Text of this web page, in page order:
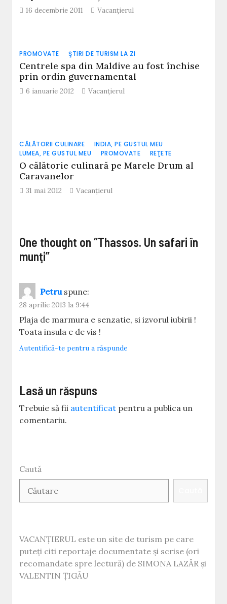
16 decembrie 2011 Vacanțierul
PROMOVATE ŞTIRI DE TURISM LA ZI
Centrele spa din Maldive au fost închise
prin ordin guvernamental
6 ianuarie 2012 Vacanțierul
CĂLĂTORII CULINARE
INDIA, PE GUSTUL MEU
LUMEA, PE GUSTUL MEU
PROMOVATE REŢETE
O călătorie culinară pe Marele Drum al
Caravanelor
31 mai 2012 Vacanțierul
One thought on “Thassos. Un safari în
munţi”
Petru spune:
28 aprilie 2013 la 9:44
Plaja de marmura e senzatie, si izvorul iubirii !
Toata insula e de vis !
Autentifică-te pentru a răspunde
Lasă un răspuns
Trebuie să fii autentificat pentru a publica un
comentariu.
Caută
VACANȚIERUL este un site de turism pe care
puteți citi reportaje documentate și scrise (ori
recomandate spre lectură) de SIMONA LAZĂR și
VALENTIN ȚIGĂU